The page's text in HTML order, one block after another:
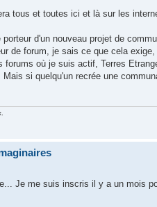
tous et toutes ici et là sur les
d'un nouveau projet de
de forum, je sais ce que cela
forums où je suis actif, Terres
si quelqu'un recrée une
Je me suis inscris il y a un mois